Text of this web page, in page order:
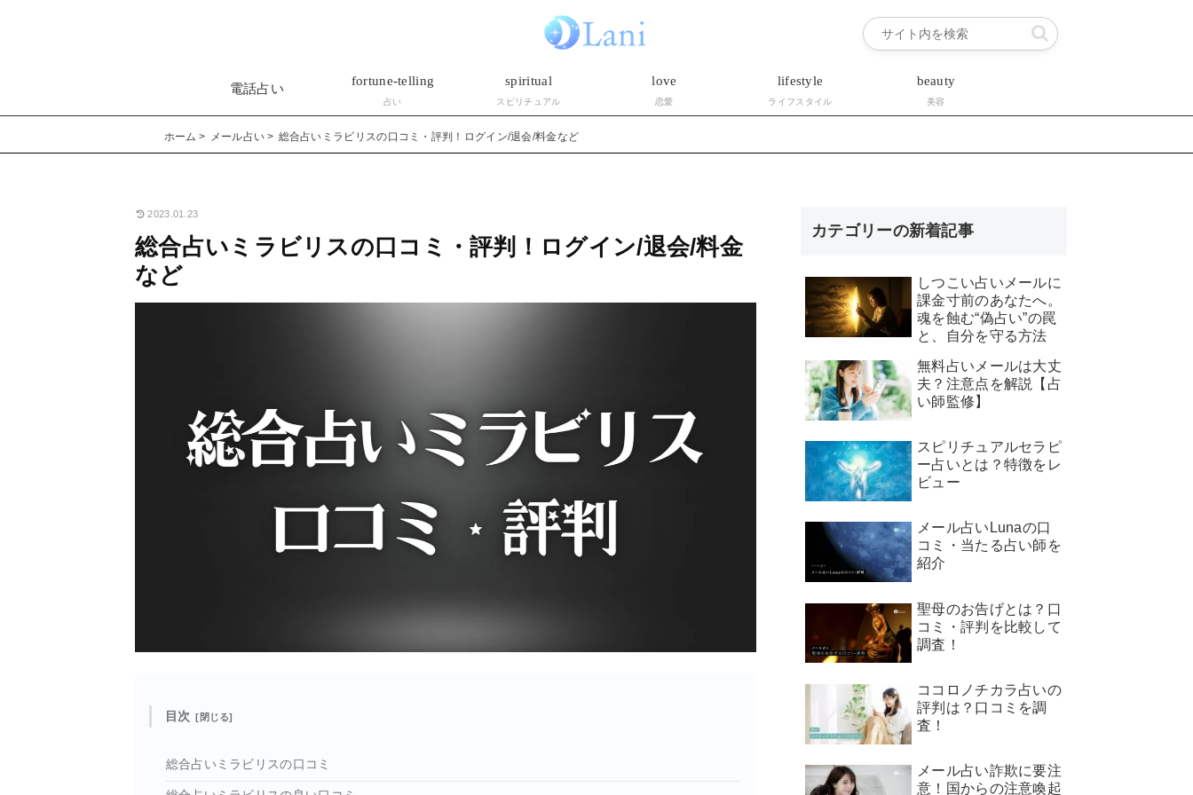
電話占い
fortune-telling
占い
spiritual
スピリチュアル
love
恋愛
lifestyle
ライフスタイル
beauty
美容
ホーム メール占い 総合占いミラビリスの口コミ・評判！ログイン/退会/料金など
2023.01.23
総合占いミラビリスの口コミ・評判！ログイン/退会/料金
など
目次
総合占いミラビリスの口コミ
カテゴリーの新着記事
しつこい占いメールに
課金寸前のあなたへ。
魂を蝕む“偽占い”の罠
と、自分を守る方法
無料占いメールは大丈
夫？注意点を解説【占
い師監修】
スピリチュアルセラピ
ー占いとは？特徴をレ
ビュー
メール占いLunaの口
コミ・当たる占い師を
紹介
聖母のお告げとは？口
コミ・評判を比較して
調査！
ココロノチカラ占いの
評判は？口コミを調
査！
メール占い詐欺に要注
意！国からの注意喚起